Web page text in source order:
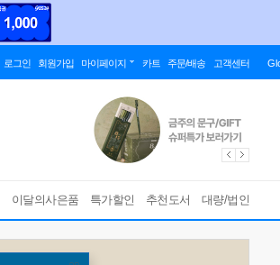
로그인 회원가입 마이페이지 카트 주문/배송 고객센터
이달의사은품 특가할인 추천도서 대량/법인